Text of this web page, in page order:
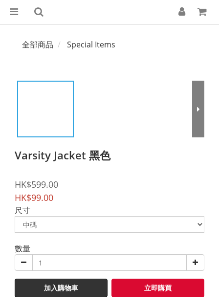
全部商品 Special Items
Varsity Jacket 黑色
HK$599.00
HK$99.00
尺寸
數量
加入購物車 立即購買